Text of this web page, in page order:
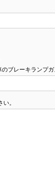
ブレーキランプ
。